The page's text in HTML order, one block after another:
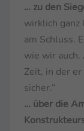
… zu den
wirklich ganz
am Schluss.
wie wir
Zeit, in der er
sicher.“
… über die